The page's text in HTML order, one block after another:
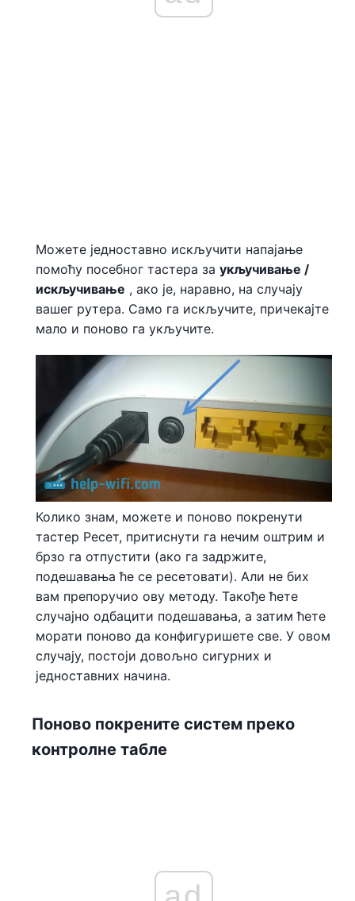
Можете једноставно искључити напајање
помоћу посебног тастера за укључивање /
искључивање , ако је, наравно, на случају
вашег рутера. Само га искључите, причекајте
мало и поново га укључите.
Колико знам, можете и поново покренути
тастер Ресет, притиснути га нечим оштрим и
брзо га отпустити (ако га задржите,
подешавања ће се ресетовати). Али не бих
вам препоручио ову методу. Такође ћете
случајно одбацити подешавања, а затим ћете
морати поново да конфигуришете све. У овом
случају, постоји довољно сигурних и
једноставних начина.
Поново покрените систем преко
контролне табле